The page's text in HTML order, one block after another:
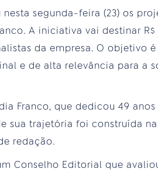
nesta segunda-feira (23) os
A iniciativa vai destinar
da empresa. O objetivo
e de alta relevância para a
Franco, que dedicou 49
sua trajetória foi construída na
redação.
Conselho Editorial que